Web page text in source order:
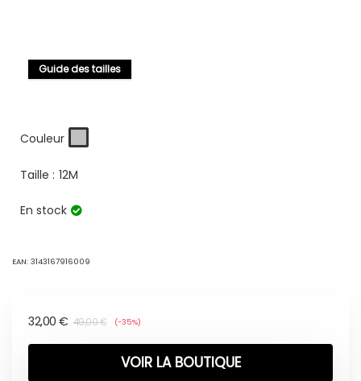
Guide des tailles
Couleur
Taille : 12M
En stock
EAN: 3143167916009
49,00€
32,00 € (-35%)
VOIR LA BOUTIQUE